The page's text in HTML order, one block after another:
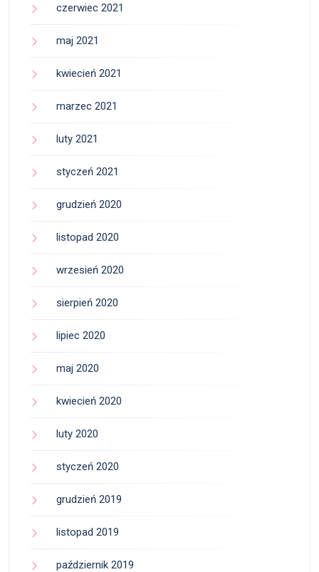
czerwiec 2021
maj 2021
kwiecień 2021
marzec 2021
luty 2021
styczeń 2021
grudzień 2020
listopad 2020
wrzesień 2020
sierpień 2020
lipiec 2020
maj 2020
kwiecień 2020
luty 2020
styczeń 2020
grudzień 2019
listopad 2019
październik 2019